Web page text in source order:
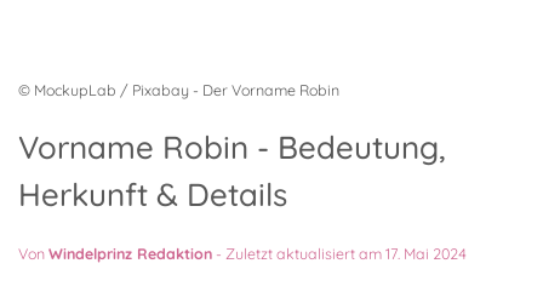
© MockupLab / Pixabay - Der Vorname Robin
Vorname Robin - Bedeutung,
Herkunft & Details
VonWindelprinz Redaktion - Zuletzt aktualisiert am 17. Mai 2024